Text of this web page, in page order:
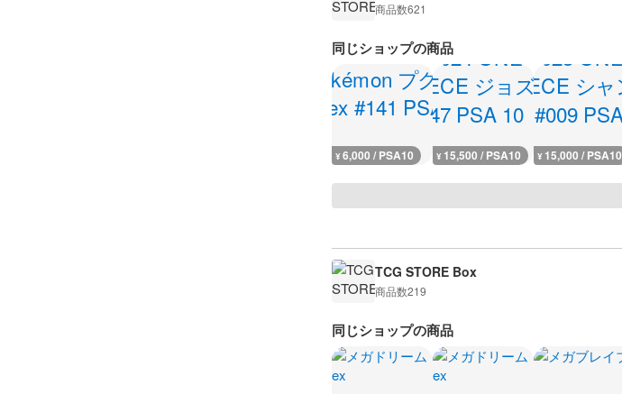
商品数621
同じショップの商品
¥6,000 / PSA10 ¥ 15,500 / PSA10 ¥ 15,000 / PSA10
TCG STORE Box
商品数219
同じショップの商品